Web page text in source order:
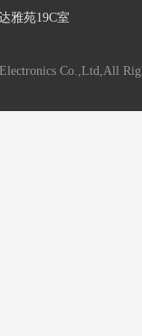
雅苑19C室
Co.,Ltd,All